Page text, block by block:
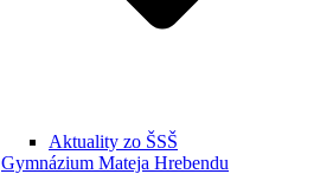
Aktuality zo ŠSŠ
Gymnázium Mateja Hrebendu